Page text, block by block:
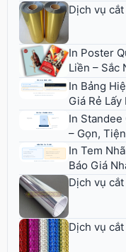
Dịch vụ
In Poster
Liền – Sắc
In Bảng
Giá Rẻ Lấy
In Standee
– Gọn,
In Tem
Báo Giá
Dịch vụ
Dịch vụ